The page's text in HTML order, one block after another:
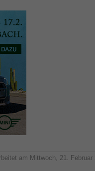
am Mittwoch, 21. Februar